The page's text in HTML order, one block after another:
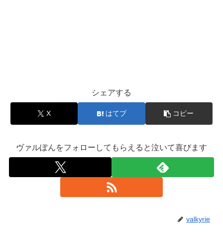
シェアする
X はてブ コピー
ヴァルぽんをフォローしてもらえると泣いて喜びます
valkyrie